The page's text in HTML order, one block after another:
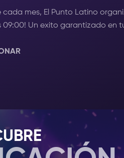
mes, El Punto Latino
09:00! Un exito garantizado en
público diverso y mixto.
código de vestimenta. Para tu
complicados y son muy fáciles